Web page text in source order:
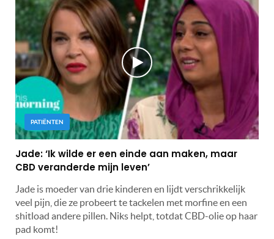
PATIËNTEN
Jade: ‘Ik wilde er een einde aan maken, maar
CBD veranderde mijn leven’
Jade is moeder van drie kinderen en lijdt verschrikkelijk
veel pijn, die ze probeert te tackelen met morfine en een
shitload andere pillen. Niks helpt, totdat CBD-olie op haar
pad komt!